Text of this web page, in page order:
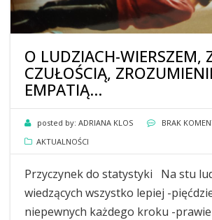
O LUDZIACH-WIERSZEM,
CZUŁOŚCIĄ,
EMPATIĄ…
posted by: ADRIANA KLOS
BRAK
AKTUALNOŚCI
Przyczynek do statystyki Na stu
wiedzących wszystko lepiej -
niepewnych każdego kroku -prawie